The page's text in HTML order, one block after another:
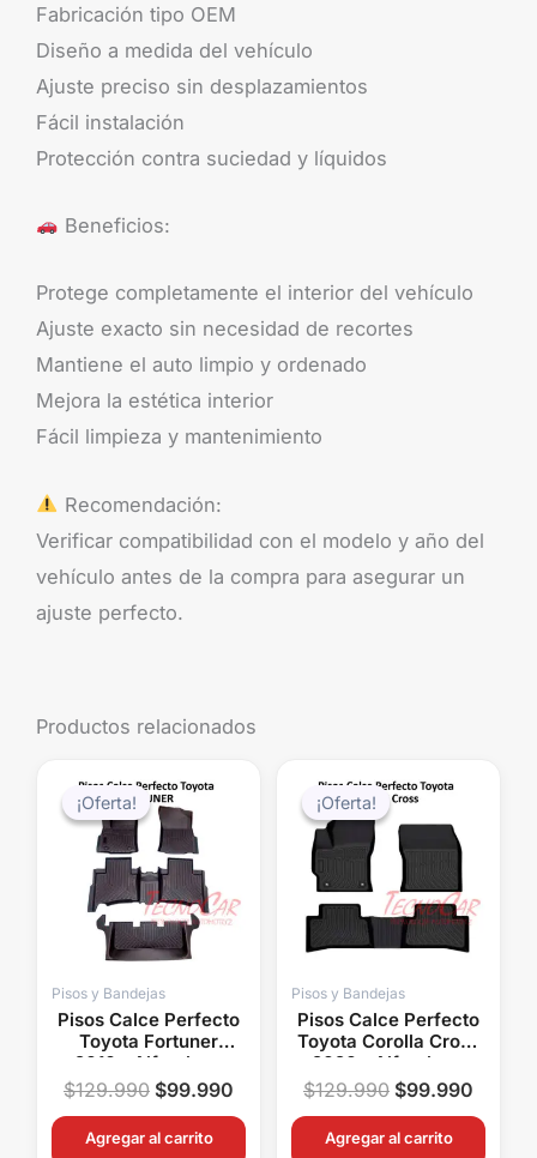
Fabricación tipo OEM
Diseño a medida del vehículo
Ajuste preciso sin desplazamientos
Fácil instalación
Protección contra suciedad y líquidos
Beneficios:
Protege completamente el interior del vehículo
Ajuste exacto sin necesidad de recortes
Mantiene el auto limpio y ordenado
Mejora la estética interior
Fácil limpieza y mantenimiento
Recomendación:
Verificar compatibilidad con el modelo y año del
vehículo antes de la compra para asegurar un
ajuste perfecto.
Productos relacionados
¡Oferta!
¡Oferta!
Pisos y Bandejas
Pisos Calce Perfecto
Toyota Fortuner
2016+ Alfombras
OEM a Medida
$129.990
precio
original
era:
$129.990.
$99.990
$99.990.
Agregar al carrito
¡Oferta!
¡Oferta!
Pisos y Bandejas
Pisos Calce Perfecto
Toyota Corolla Cross
2020+ Alfombras
OEM a Medida
$129.990
precio
original
era:
$129.990.
$99.990
Agregar al carrito